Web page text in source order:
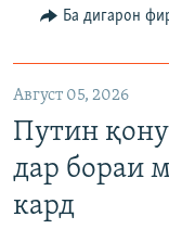
Ба дигарон
Август 05, 2026
Путин
дар бораи
кард